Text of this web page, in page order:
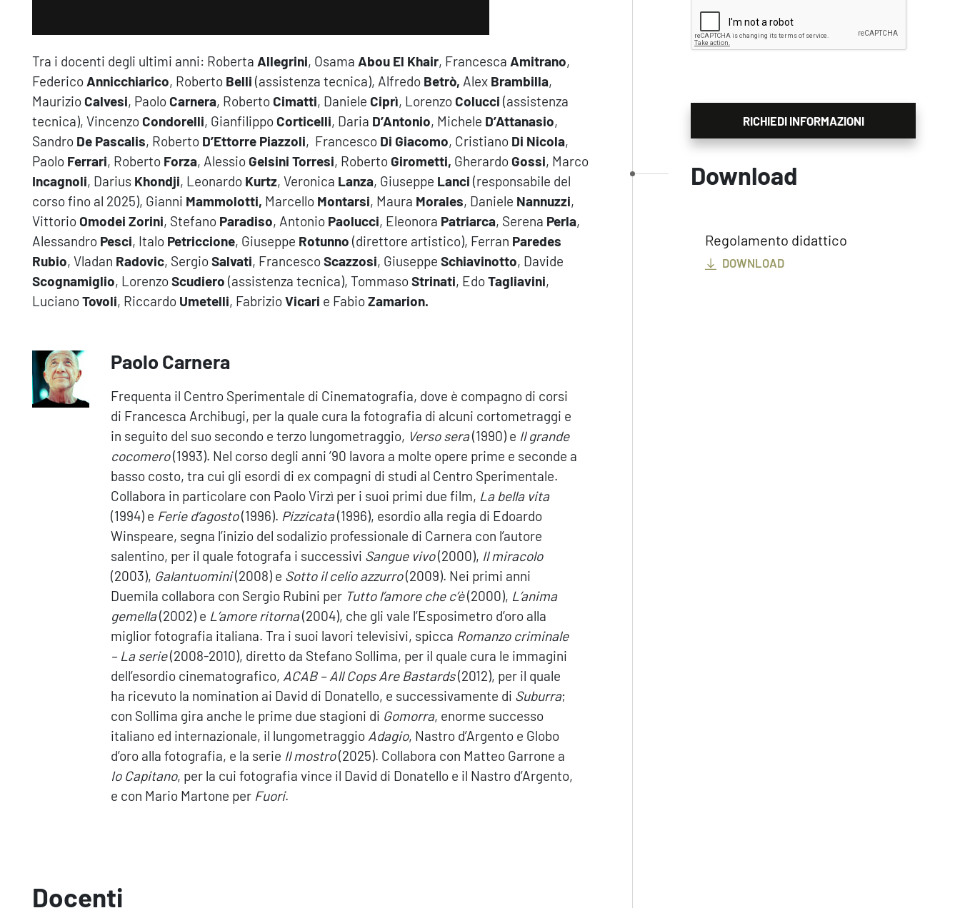
Tra i docenti degli ultimi anni: Roberta Allegrini, Osama Abou El Khair, Francesca Amitrano,
Federico Annicchiarico, Roberto Belli (assistenza tecnica), Alfredo Betrò, Alex Brambilla,
MaurizioCalvesi, PaoloCarnera, RobertoCimatti, Daniele Ciprì, LorenzoColucci (assistenza
tecnica), VincenzoCondorelli, GianfilippoCorticelli, Daria D’Antonio, Michele D’Attanasio,
Sandro De Pascalis, Roberto D’Ettorre Piazzoli, Francesco Di Giacomo, Cristiano Di Nicola,
Paolo Ferrari, Roberto Forza, AlessioGelsini Torresi, RobertoGirometti, GherardoGossi, Marco
Incagnoli, Darius Khondji, Leonardo Kurtz, Veronica Lanza, Giuseppe Lanci (responsabile del
corso fino al 2025), Gianni Mammolotti, Marcello Montarsi, Maura Morales, Daniele Nannuzzi,
VittorioOmodei Zorini, Stefano Paradiso, Antonio Paolucci, Eleonora Patriarca, Serena Perla,
Alessandro Pesci, Italo Petriccione, Giuseppe Rotunno (direttore artistico), Ferran Paredes
Rubio, Vladan Radovic, SergioSalvati, FrancescoScazzosi, Giuseppe Schiavinotto, Davide
Scognamiglio, LorenzoScudiero (assistenza tecnica), TommasoStrinati, EdoTagliavini,
LucianoTovoli, Riccardo Umetelli, FabrizioVicari e FabioZamarion.
Paolo Carnera
Frequenta il Centro Sperimentale di Cinematografia, dove è compagno di corsi
di Francesca Archibugi, per la quale cura la fotografia di alcuni cortometraggi e
in seguito del suo secondo e terzo lungometraggio, Verso sera(1990) e Il grande
cocomero(1993). Nel corso degli anni ’90 lavora a molte opere prime e seconde a
basso costo, tra cui gli esordi di ex compagni di studi al Centro Sperimentale.
Collabora in particolare con Paolo Virzì per i suoi primi due film, La bella vita
(1994) e Ferie d’agosto(1996). Pizzicata(1996), esordio alla regia di Edoardo
Winspeare, segna l’inizio del sodalizio professionale di Carnera con l’autore
salentino, per il quale fotografa i successivi Sangue vivo(2000), Il miracolo
(2003), Galantuomini(2008) e Sotto il celio azzurro(2009). Nei primi anni
Duemila collabora con Sergio Rubini per Tutto l’amore che c’è(2000), L’anima
gemella(2002) e L’amore ritorna(2004), che gli vale l’Esposimetro d’oro alla
miglior fotografia italiana. Tra i suoi lavori televisivi, spicca Romanzo criminale
– La serie(2008-2010), diretto da Stefano Sollima, per il quale cura le immagini
dell’esordio cinematografico, ACAB – All Cops Are Bastards(2012), per il quale
ha ricevuto la nomination ai David di Donatello, e successivamente di Suburra;
con Sollima gira anche le prime due stagioni di Gomorra, enorme successo
italiano ed internazionale, il lungometraggio Adagio, Nastro d’Argento e Globo
d’oro alla fotografia, e la serie Il mostro(2025). Collabora con Matteo Garrone a
Io Capitano, per la cui fotografia vince il David di Donatello e il Nastro d’Argento,
e con Mario Martone per Fuori.
Docenti
Download
Regolamento didattico
DOWNLOAD